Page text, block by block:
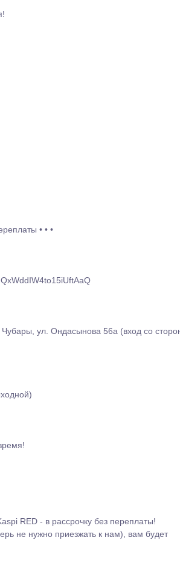
• • •
ул. Ондасынова 56а (вход со
RED - в рассрочку без переплаты!
не нужно приезжать к нам), вам будет